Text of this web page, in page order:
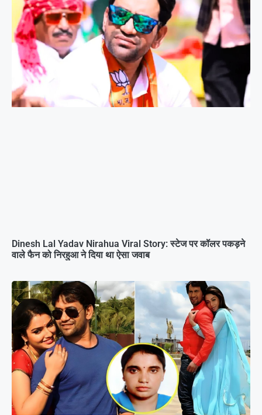
Dinesh Lal Yadav Nirahua Viral Story: स्टेज पर कॉलर पकड़ने
वाले फैन को निरहुआ ने दिया था ऐसा जवाब